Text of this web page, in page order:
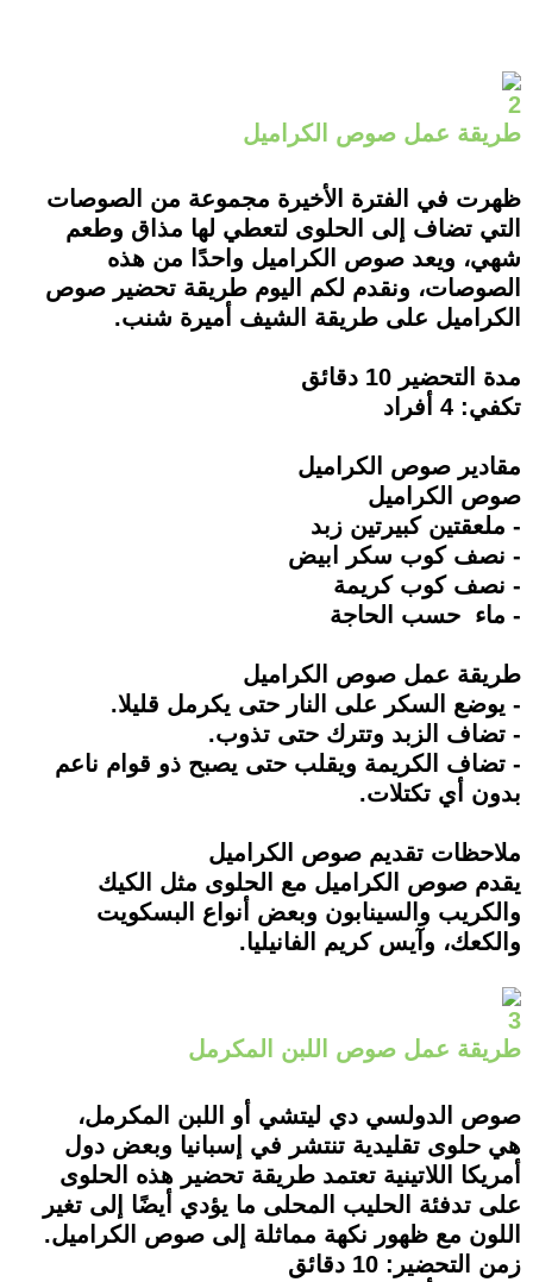
2
طريقة عمل صوص الكراميل
ظهرت في الفترة الأخيرة مجموعة من الصوصات
التي تضاف إلى الحلوى لتعطي لها مذاق وطعم
شهي، ويعد صوص الكراميل واحدًا من هذه
الصوصات، ونقدم لكم اليوم طريقة تحضير صوص
الكراميل على طريقة الشيف أميرة شنب.
مدة التحضير 10 دقائق
تكفي: 4 أفراد
مقادير صوص الكراميل
صوص الكراميل
- ملعقتين كبيرتين زبد
- نصف كوب سكر ابيض
- نصف كوب كريمة
- ماء حسب الحاجة
طريقة عمل صوص الكراميل
- يوضع السكر على النار حتى يكرمل قليلا.
- تضاف الزبد وتترك حتى تذوب.
- تضاف الكريمة ويقلب حتى يصبح ذو قوام ناعم
بدون أي تكتلات.
ملاحظات تقديم صوص الكراميل
يقدم صوص الكراميل مع الحلوى مثل الكيك
والكريب والسينابون وبعض أنواع البسكويت
والكعك، وآيس كريم الفانيليا.
3
طريقة عمل صوص اللبن المكرمل
صوص الدولسي دي ليتشي أو اللبن المكرمل،
هي حلوى تقليدية تنتشر في إسبانيا وبعض دول
أمريكا اللاتينية تعتمد طريقة تحضير هذه الحلوى
على تدفئة الحليب المحلى ما يؤدي أيضًا إلى تغير
اللون مع ظهور نكهة مماثلة إلى صوص الكراميل.
زمن التحضير: 10 دقائق